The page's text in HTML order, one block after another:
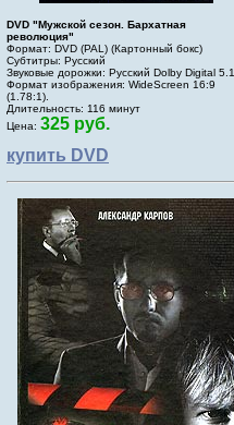
DVD "Мужской сезон. Бархатная
революция"
Формат: DVD (PAL) (Картонный бокс)
Субтитры: Русский
Звуковые дорожки: Русский Dolby Digital 5.1
Формат изображения: WideScreen 16:9
(1.78:1).
Длительность: 116 минут
Цена: 325 руб.
купить DVD